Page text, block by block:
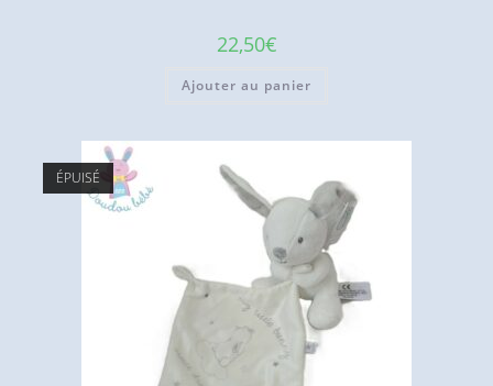
22,50€
Ajouter au panier
ÉPUISÉ